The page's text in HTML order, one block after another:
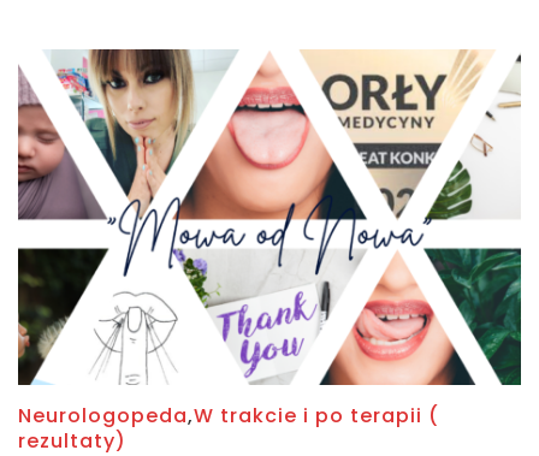
Neurologopeda,W trakcie i po terapii (
rezultaty)